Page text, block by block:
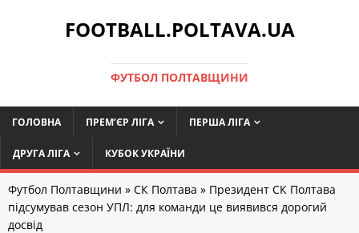
FOOTBALL.POLTAVA.UA
ФУТБОЛ ПОЛТАВЩИНИ
ГОЛОВНА ПРЕМ’ЄР ЛІГА ПЕРША ЛІГА
ДРУГА ЛІГА КУБОК УКРАЇНИ
Футбол Полтавщини » СК Полтава » Президент СК Полтава
підсумував сезон УПЛ: для команди це виявився дорогий
досвід